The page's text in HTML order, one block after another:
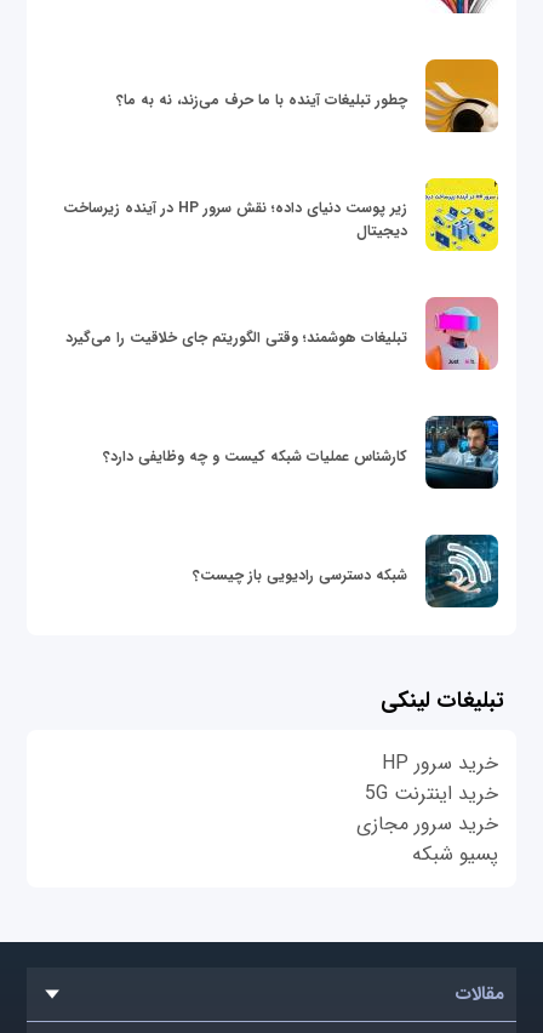
چطور تبلیغات آینده با ما حرف می‌زند، نه به ما؟
زیر پوست دنیای داده؛ نقش سرور HP در آینده زیرساخت
دیجیتال
تبلیغات هوشمند؛ وقتی الگوریتم جای خلاقیت را می‌گیرد
کارشناس عملیات شبکه کیست و چه وظایفی دارد؟
شبکه دسترسی رادیویی باز چیست؟
تبلیغات لینکی
خرید سرور HP
خرید اینترنت 5G
خرید سرور مجازی
پسیو شبکه
مقالات